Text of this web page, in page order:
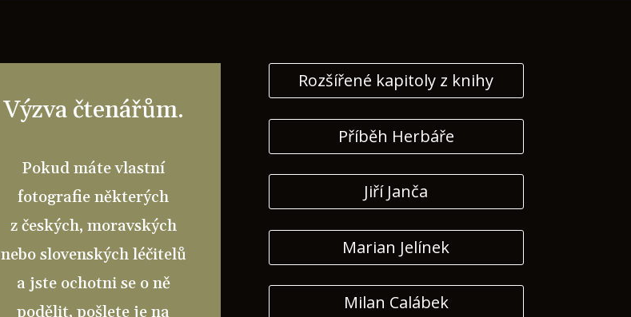
Výzva čtenářům.
Pokud máte vlastní
fotografie některých
z českých, moravských
nebo slovenských léčitelů
a jste ochotni se o ně
podělit, pošlete je na
Rozšířené kapitoly z knihy
Příběh Herbáře
Jiří Janča
Marian Jelínek
Milan Calábek